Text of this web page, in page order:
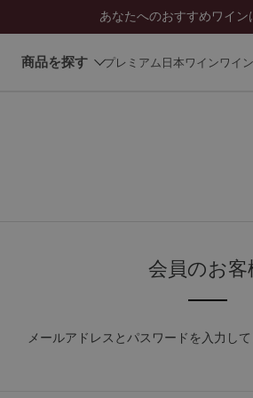
あなたへのおすすめワイン
商品を探す プレミアム日本ワインワイ
会員のお客
メールアドレスとパスワードを入力し